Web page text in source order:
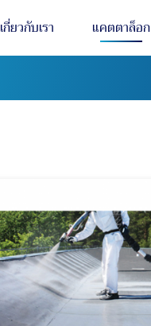
เกี่ยวกับเรา แคตตาล็อก